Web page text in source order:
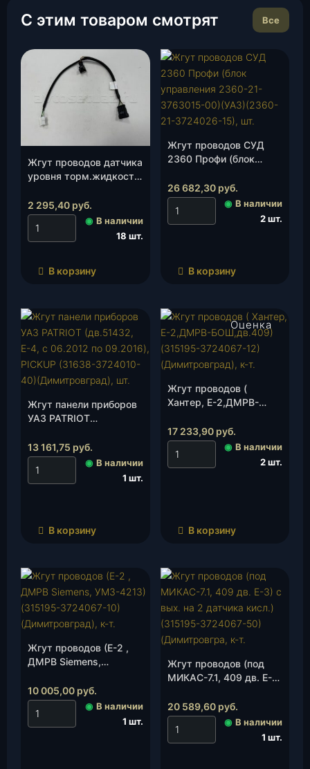
С этим товаром смотрят Все
Жгут проводов датчика
уровня торм.жидкости
95-3724017-12), шт.
2 295,40 руб.
◉ В наличии
18 шт.
В корзину
Жгут проводов СУД
2360 Профи (блок
3763015-00)(УАЗ)
(2360-21-3724026-15),
шт.
26 682,30 руб.
◉ В наличии
2 шт.
В корзину
Жгут панели приборов
УАЗ PATRIOT
06.2012 по 09.2016),
PICKUP (31638-
3724010-40)
(Димитровград), шт.
13 161,75 руб.
◉ В наличии
1 шт.
В корзину
Жгут проводов (
Хантер, Е-2,ДМРВ-
3724067-12)
(Димитровград), к-т.
Оценка
2.50из 5
17 233,90 руб.
◉ В наличии
2 шт.
В корзину
Жгут проводов (Е-2 ,
ДМРВ Siemens,
3724067-10)
(Димитровград), к-т.
10 005,00 руб.
◉ В наличии
1 шт.
Жгут проводов (под
МИКАС-7.1, 409 дв. Е-3)
кисл.)(315195-
3724067-50)
(Димитровгра, к-т.
20 589,60 руб.
◉ В наличии
1 шт.